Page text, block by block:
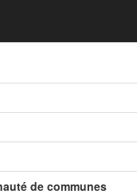
de communes